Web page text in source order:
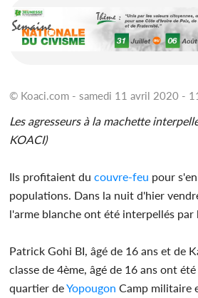
© Koaci.com - samedi 11 avril 2020 -
Les agresseurs à la machette
KOACI)
Ils profitaient ducouvre-feu pour
populations. Dans la nuit d'hier
l'arme blanche ont été interpellés par
Patrick Gohi BI, âgé de 16 ans et de
classe de 4ème, âgé de 16 ans ont
quartier deYopougon Camp militaire